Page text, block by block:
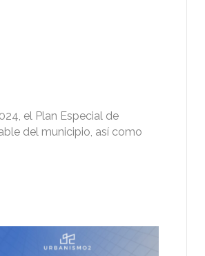
el Plan Especial de
del municipio, así como